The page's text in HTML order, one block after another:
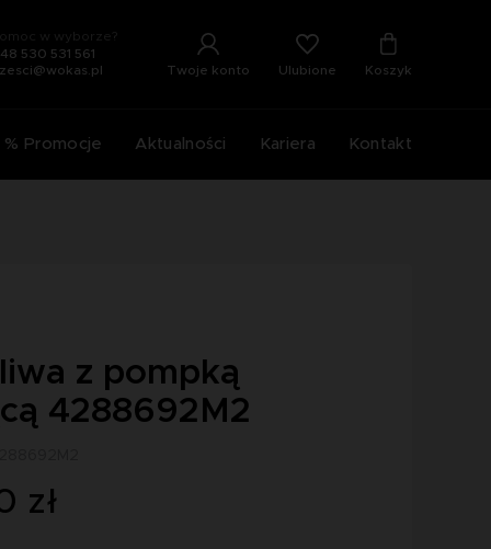
w wyborze?
530 531 561
Twoje konto Ulubione Koszyk
% Promocje Aktualności Kariera Kontakt
z pompką
4288692M2
zł